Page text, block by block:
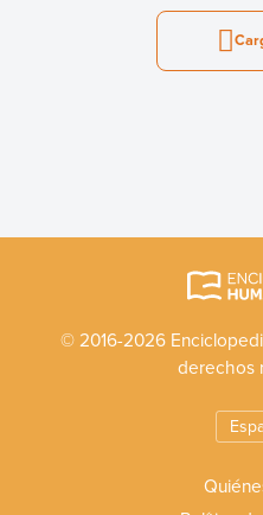
© 2016-2026
derechos